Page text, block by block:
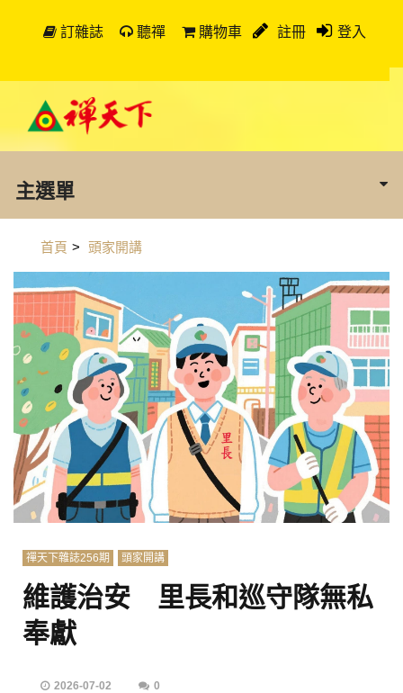
訂雜誌 聽禪 購物車 註冊 登入
主選單
首頁 > 頭家開講
禪天下雜誌256期 頭家開講
維護治安 里長和巡守隊無私
奉獻
2026-07-02 0